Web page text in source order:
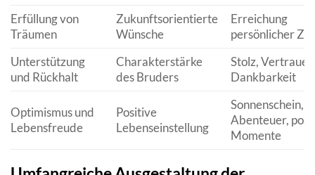
Erfüllung von
Träumen
Zukunftsorientierte
Wünsche
Erreichung
persönlicher
Unterstützung
und Rückhalt
Charakterstärke
des Bruders
Stolz,
Dankbarkeit
Optimismus und
Lebensfreude
Positive
Lebenseinstellung
Sonnenschein,
Abenteuer,
Momente